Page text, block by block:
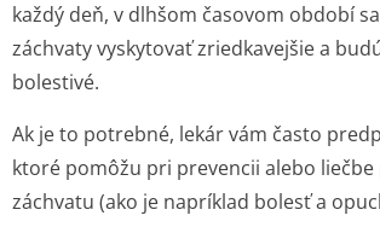
každý deň, v dlhšom časovom období
záchvaty vyskytovať zriedkavejšie a
bolestivé.
Ak je to potrebné, lekár vám často
ktoré pomôžu pri prevencii alebo
záchvatu (ako je napríklad bolesť a